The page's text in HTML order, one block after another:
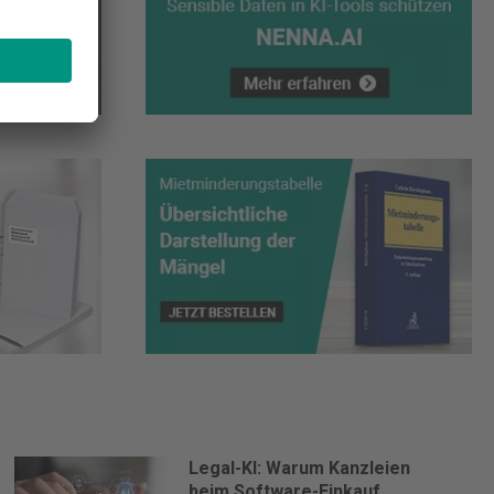
Legal-KI: Warum Kanzleien